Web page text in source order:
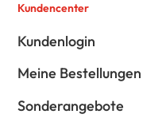
Kundencenter
Kundenlogin
Meine Bestellungen
Sonderangebote